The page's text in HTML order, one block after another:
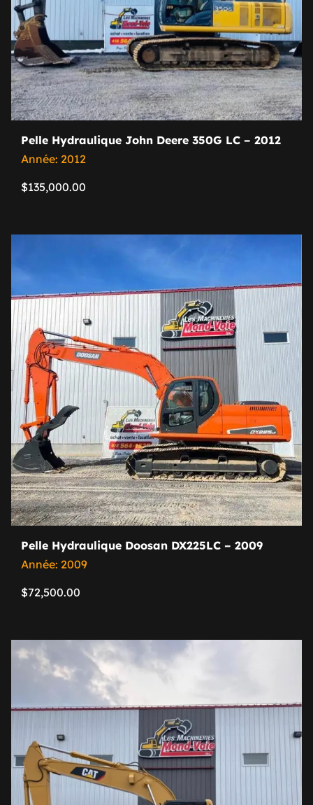
Pelle Hydraulique John Deere 350G LC – 2012
Année: 2012
$135,000.00
Pelle Hydraulique Doosan DX225LC – 2009
Année: 2009
$72,500.00